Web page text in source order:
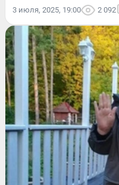
3 июля, 2025, 19:00 2 092